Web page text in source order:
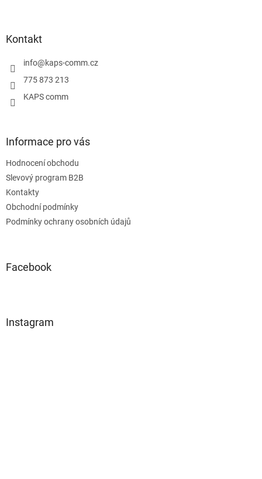
Kontakt
info@kaps-comm.cz
775 873 213
KAPS comm
Informace pro vás
Hodnocení obchodu
Slevový program B2B
Kontakty
Obchodní podmínky
Podmínky ochrany osobních údajů
Facebook
Instagram